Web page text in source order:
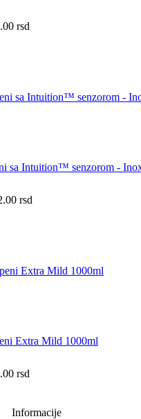
rsd
sa Intuition™ senzorom -
rsd
Extra Mild 1000ml
rsd
Informacije